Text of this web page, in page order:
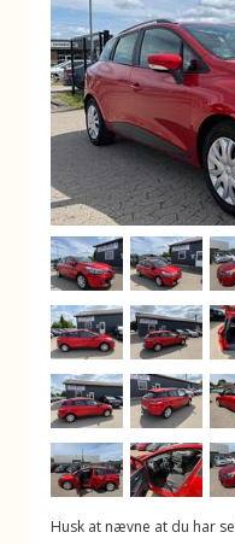
Husk at nævne at du har